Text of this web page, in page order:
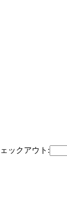
ックアウト: